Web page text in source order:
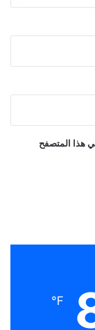
هذا المتصفح
℉